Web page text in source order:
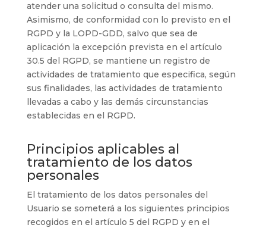
atender una solicitud o consulta del mismo.
Asimismo, de conformidad con lo previsto en el
RGPD y la LOPD-GDD, salvo que sea de
aplicación la excepción prevista en el artículo
30.5 del RGPD, se mantiene un registro de
actividades de tratamiento que especifica, según
sus finalidades, las actividades de tratamiento
llevadas a cabo y las demás circunstancias
establecidas en el RGPD.
Principios aplicables al
tratamiento de los datos
personales
El tratamiento de los datos personales del
Usuario se someterá a los siguientes principios
recogidos en el artículo 5 del RGPD y en el